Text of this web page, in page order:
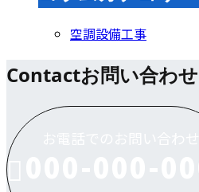
空調設備工事
Contactお問い合わせ
000-000-